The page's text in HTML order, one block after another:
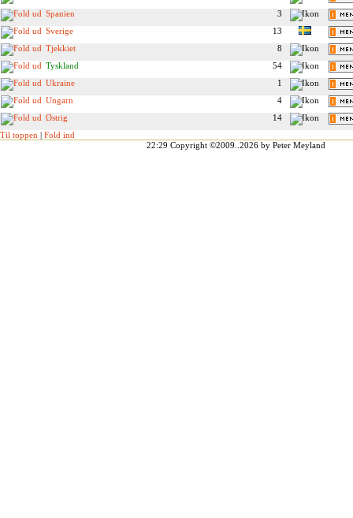
Til toppen | Fold ind
Spanien
3
Sverige
13
Tjekkiet
8
Tyskland
54
Ukraine
1
Ungarn
4
Østrig
14
22:29Copyright ©2009..2026 by Peter Meyland